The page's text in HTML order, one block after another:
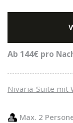
Ab 144€ pro
Nivaria-Suite mit
Max. 2